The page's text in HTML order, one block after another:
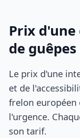
Prix
de
Le prix d'une
et de
frelon européen
l'urgence.
son tarif.